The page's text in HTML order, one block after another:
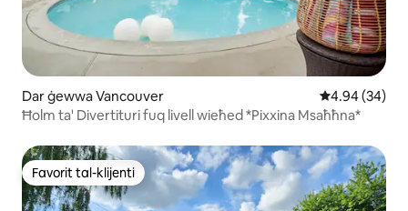
Dar ġewwa Vancouver Rating medju
4.94 (34)
Ħolm ta' Divertituri fuq livell wieħed *Pixxina Msaħħna*
Favorit tal-klijenti
Favorit tal-klijenti